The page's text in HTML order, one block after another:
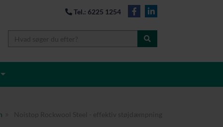
Tel.: 6225 1254